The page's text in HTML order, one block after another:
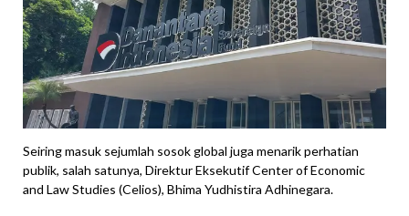
Seiring masuk sejumlah sosok global juga menarik perhatian
publik, salah satunya, Direktur Eksekutif Center of Economic
and Law Studies (Celios), Bhima Yudhistira Adhinegara.